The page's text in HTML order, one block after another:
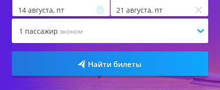
14 августа, пт 21 августа, пт
1 пассажир эконом
Найти билеты